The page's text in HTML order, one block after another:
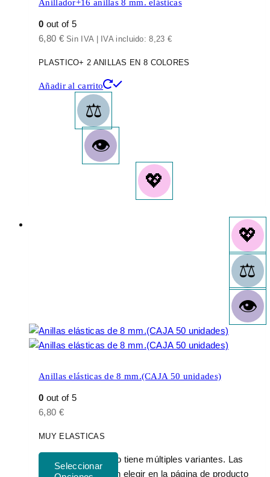
Anillador+16 anillas 8 mm. elásticas
0 out of 5
6,80 € Sin IVA | IVA incluido:8,23 €
PLASTICO+ 2 ANILLAS EN 8 COLORES
Añadir al carrito
Anillas elásticas de 8 mm.(CAJA 50 unidades)
0 out of 5
6,80 €
MUY ELASTICAS
Este producto tiene múltiples variantes. Las
opciones se pueden elegir en la página de producto